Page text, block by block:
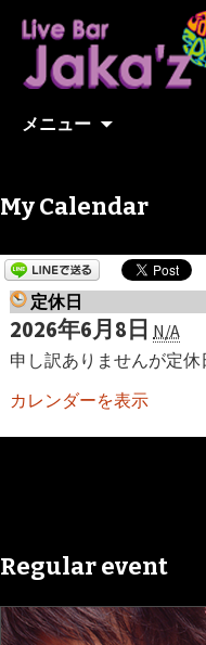
メニュー
My Calendar
定休日
2026年6月8日 N/A
申し訳ありませんが定休
カレンダーを表示
Regular event